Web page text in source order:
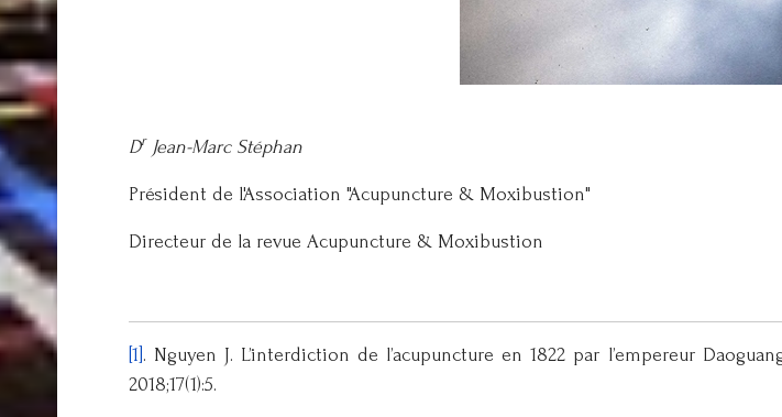
Dr Jean-Marc Stéphan
Président de l'Association "Acupuncture & Moxibustion"
​Directeur de la revue Acupuncture & Moxibustion
[1] . Nguyen J. L’interdiction de l’acupuncture en 1822 par l’empereur
2018;17(1):5.